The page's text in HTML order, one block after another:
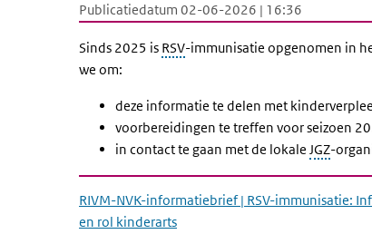
Publicatiedatum 02-06-2026 | 16:36
Sinds 2025 is RSV-immunisatie opgenomen in
we om:
deze informatie te delen met
voorbereidingen te treffen voor seizoen
in contact te gaan met de lokale JGZ-
RIVM-NVK-informatiebrief | RSV-immunisatie:
en rol kinderarts